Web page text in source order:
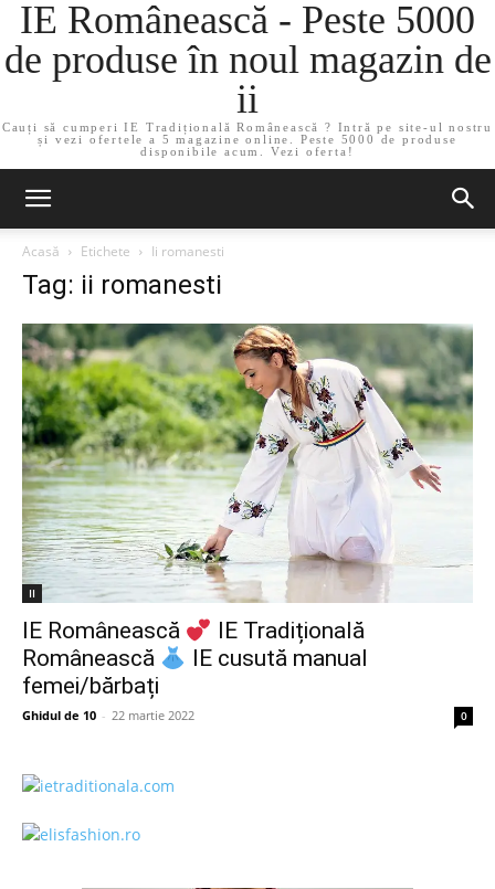
IE Românească - Peste 5000
de produse în noul magazin de
ii
Cauți să cumperi IE Tradițională Românească ? Intră pe site-ul nostru
și vezi ofertele a 5 magazine online. Peste 5000 de produse
disponibile acum. Vezi oferta!
Acasă Etichete Ii romanesti
Tag: ii romanesti
II
IE Românească
IE Tradițională
Românească
IE cusută manual
femei/bărbați
Ghidul de 10 - 22 martie 2022 0